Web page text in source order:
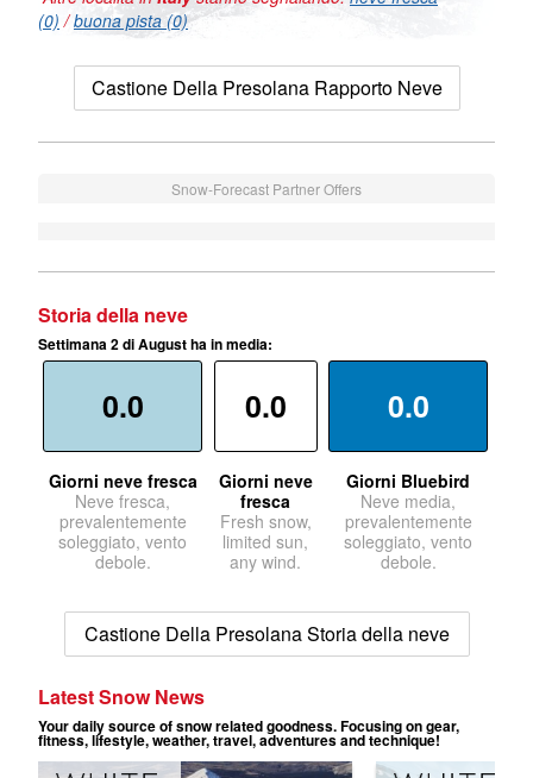
(0) /buona pista (0)
Castione Della Presolana Rapporto Neve
Snow-Forecast Partner Offers
Storia della neve
Settimana 2 di August ha in media:
0.0
Giorni neve fresca
Neve fresca,
prevalentemente
soleggiato, vento
debole.
0.0
Giorni neve
fresca
Fresh snow,
limited sun,
any wind.
0.0
Giorni Bluebird
Neve media,
prevalentemente
soleggiato, vento
debole.
Castione Della Presolana Storia della neve